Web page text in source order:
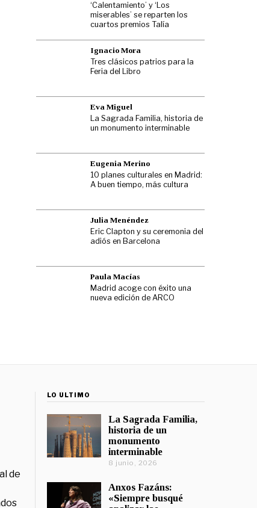
‘Calentamiento’ y ‘Los
miserables’ se reparten los
cuartos premios Talía
Ignacio Mora
Tres clásicos patrios para la
Feria del Libro
Eva Miguel
La Sagrada Familia, historia de
un monumento interminable
Eugenia Merino
10 planes culturales en Madrid:
A buen tiempo, más cultura
Julia Menéndez
Eric Clapton y su ceremonia del
adiós en Barcelona
Paula Macías
Madrid acoge con éxito una
nueva edición de ARCO
de
LO ÚLTIMO
La Sagrada Familia,
historia de un
monumento
interminable
8 junio, 2026
Anxos Fazáns:
«Siempre busqué